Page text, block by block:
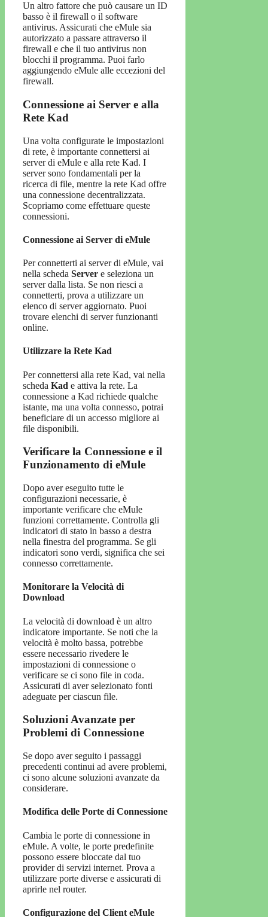
Un altro fattore che può causare un ID
basso è il firewall o il software
antivirus. Assicurati che eMule sia
autorizzato a passare attraverso il
firewall e che il tuo antivirus non
blocchi il programma. Puoi farlo
aggiungendo eMule alle eccezioni del
firewall.
Connessione ai Server e alla
Rete Kad
Una volta configurate le impostazioni
di rete, è importante connettersi ai
server di eMule e alla rete Kad. I
server sono fondamentali per la
ricerca di file, mentre la rete Kad offre
una connessione decentralizzata.
Scopriamo come effettuare queste
connessioni.
Connessione ai Server di eMule
Per connetterti ai server di eMule, vai
nella scheda Server e seleziona un
server dalla lista. Se non riesci a
connetterti, prova a utilizzare un
elenco di server aggiornato. Puoi
trovare elenchi di server funzionanti
online.
Utilizzare la Rete Kad
Per connettersi alla rete Kad, vai nella
scheda Kad e attiva la rete. La
connessione a Kad richiede qualche
istante, ma una volta connesso, potrai
beneficiare di un accesso migliore ai
file disponibili.
Verificare la Connessione e il
Funzionamento di eMule
Dopo aver eseguito tutte le
configurazioni necessarie, è
importante verificare che eMule
funzioni correttamente. Controlla gli
indicatori di stato in basso a destra
nella finestra del programma. Se gli
indicatori sono verdi, significa che sei
connesso correttamente.
Monitorare la Velocità di
Download
La velocità di download è un altro
indicatore importante. Se noti che la
velocità è molto bassa, potrebbe
essere necessario rivedere le
impostazioni di connessione o
verificare se ci sono file in coda.
Assicurati di aver selezionato fonti
adeguate per ciascun file.
Soluzioni Avanzate per
Problemi di Connessione
Se dopo aver seguito i passaggi
precedenti continui ad avere problemi,
ci sono alcune soluzioni avanzate da
considerare.
Modifica delle Porte di Connessione
Cambia le porte di connessione in
eMule. A volte, le porte predefinite
possono essere bloccate dal tuo
provider di servizi internet. Prova a
utilizzare porte diverse e assicurati di
aprirle nel router.
Configurazione del Client eMule